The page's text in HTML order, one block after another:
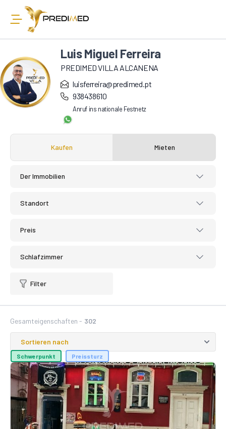
Luis Miguel Ferreira
PREDIMED VILLA ALCANENA
luisferreira@predimed.pt
938438610
Anruf ins nationale Festnetz
Kaufen Mieten
Der Immobilien
Standort
Preis
Schlafzimmer
Filter
Gesamteigenschaften - 302
Schwerpunkt Preissturz